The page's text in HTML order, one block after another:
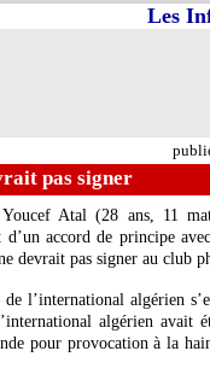
Les
pas signer
Youcef Atal (28 ans, 11
accord de principe
devrait pas signer au club
l’international algérien
algérien avait
pour provocation à la